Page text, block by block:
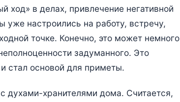
ход» в делах, привлечение негативной
уже настроились на работу, встречу,
точке. Конечно, это может немного
задуманного. Это
стал основой для приметы.
духами-хранителями дома. Считается,